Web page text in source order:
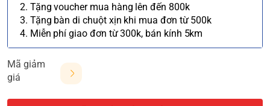
2. Tặng voucher mua hàng lên đến 800k
3. Tặng bàn di chuột xịn khi mua đơn từ 500k
4. Miễn phí giao đơn từ 300k, bán kính 5km
Mã giảm
giá